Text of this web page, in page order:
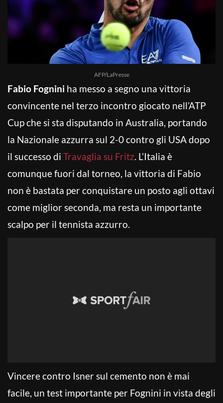
AFP/LaPresse
Fabio Fognini ha messo a segno una vittoria
convincente nel terzo incontro giocato nell’ATP
Cup che si sta disputando in Australia, portando
la Nazionale azzurra sul 2-0 contro gli USA dopo
il successo di Travaglia su Fritz. L’Italia è
comunque fuori dal torneo, la vittoria di Fabio
non è bastata per conquistare un posto agli ottavi
come miglior seconda, ma resta un importante
scalpo per il tennista azzurro.
Vincere contro Isner sul cemento non è mai
facile, un test importante per Fognini in vista degli